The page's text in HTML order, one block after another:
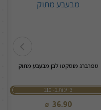
טפרברג מוסקטו לבן מבעבע מתוק
3 יינות ב- 110
36.90
₪